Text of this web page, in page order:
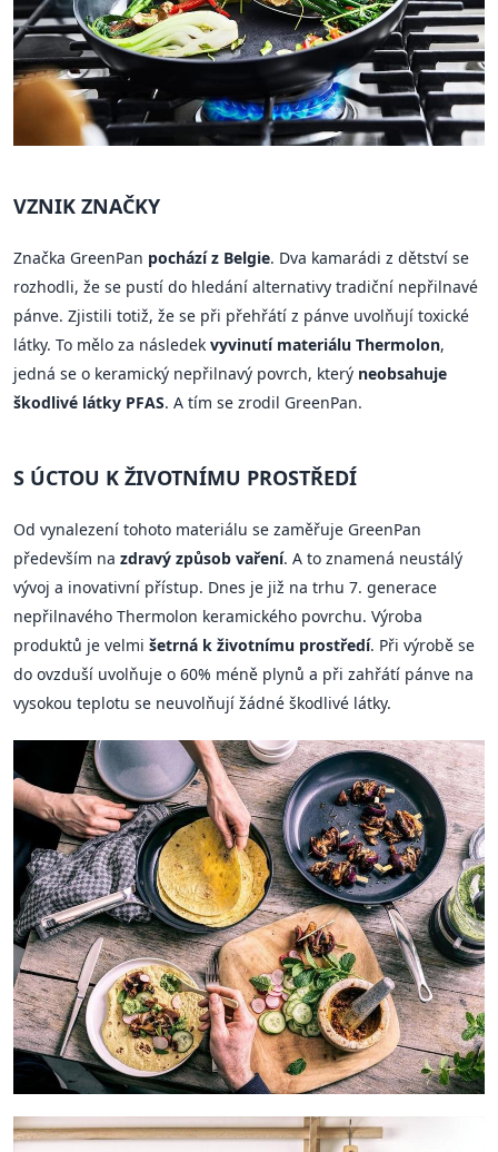
VZNIK ZNAČKY
Značka GreenPan pochází z Belgie. Dva kamarádi z dětství se
rozhodli, že se pustí do hledání alternativy tradiční nepřilnavé
pánve. Zjistili totiž, že se při přehřátí z pánve uvolňují toxické
látky. To mělo za následek vyvinutí materiálu Thermolon,
jedná se o keramický nepřilnavý povrch, který neobsahuje
škodlivé látky PFAS. A tím se zrodil GreenPan.
S ÚCTOU K ŽIVOTNÍMU PROSTŘEDÍ
Od vynalezení tohoto materiálu se zaměřuje GreenPan
především na zdravý způsob vaření. A to znamená neustálý
vývoj a inovativní přístup. Dnes je již na trhu 7. generace
nepřilnavého Thermolon keramického povrchu. Výroba
produktů je velmi šetrná k životnímu prostředí. Při výrobě se
do ovzduší uvolňuje o 60% méně plynů a při zahřátí pánve na
vysokou teplotu se neuvolňují žádné škodlivé látky.